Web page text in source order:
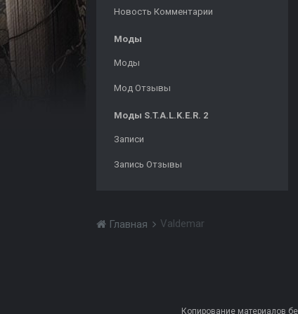
Новость Комментарии
Моды
Моды
Мод Отзывы
Моды S.T.A.L.K.E.R. 2
Записи
Запись Отзывы
Главная Valdemar
Копирование материалов